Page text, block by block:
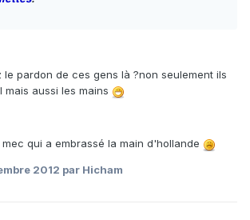
le pardon de ces gens là ?non seulement ils
aussi les mains
qui a embrassé la main d'hollande
2012 par Hicham